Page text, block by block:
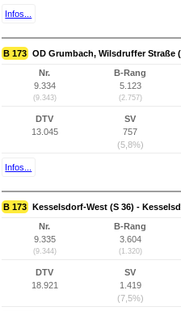
Infos...
B 173 OD Grumbach, Wilsdruffer Straße
Nr.
9.334
(9.343)
B-Rang
5.123
(2.757)
DTV
13.045
SV
757
(5,8%)
Infos...
B 173 Kesselsdorf-West (S 36) -
Nr.
9.335
(9.344)
B-Rang
3.604
(1.320)
DTV
18.921
SV
1.419
(7,5%)